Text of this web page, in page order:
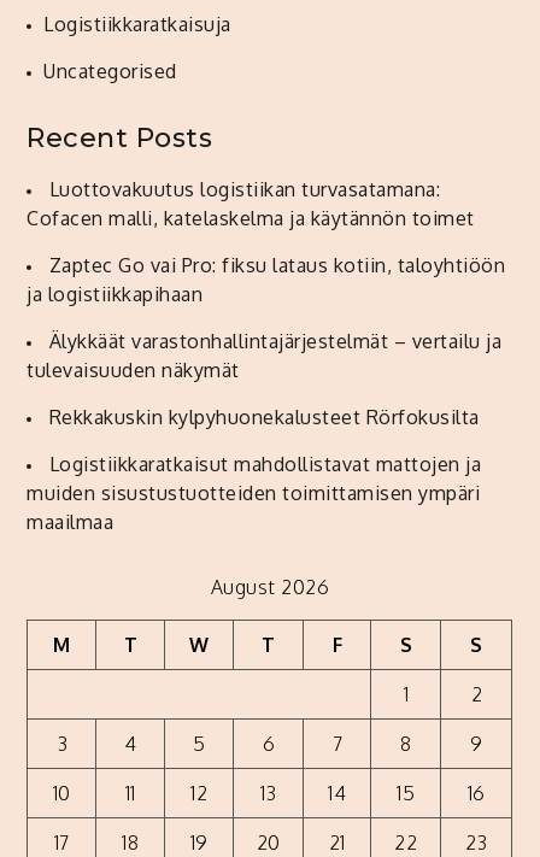
Logistiikkaratkaisuja
Uncategorised
Recent Posts
Luottovakuutus logistiikan turvasatamana:
Cofacen malli, katelaskelma ja käytännön toimet
Zaptec Go vai Pro: fiksu lataus kotiin, taloyhtiöön
ja logistiikkapihaan
Älykkäät varastonhallintajärjestelmät – vertailu ja
tulevaisuuden näkymät
Rekkakuskin kylpyhuonekalusteet Rörfokusilta
Logistiikkaratkaisut mahdollistavat mattojen ja
muiden sisustustuotteiden toimittamisen ympäri
maailmaa
August 2026
M T W T F S S
1 2
3 4 5 6 7 8 9
10 11 12 13 14 15 16
17 18 19 20 21 22 23